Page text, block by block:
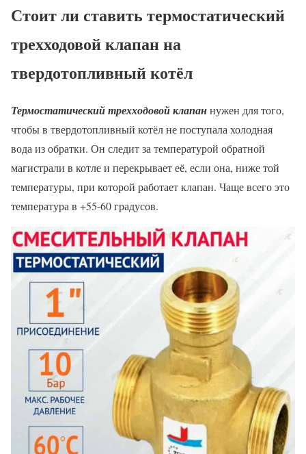
Стоит ли ставить термостатический
трехходовой клапан на
твердотопливный котёл
Термостатический трехходовой клапаннужен для того,
чтобы в твердотопливный котёл не поступала холодная
вода из обратки. Он следит за температурой обратной
магистрали в котле и перекрывает её, если она, ниже той
температуры, при которой работает клапан. Чаще всего это
температура в +55-60 градусов.